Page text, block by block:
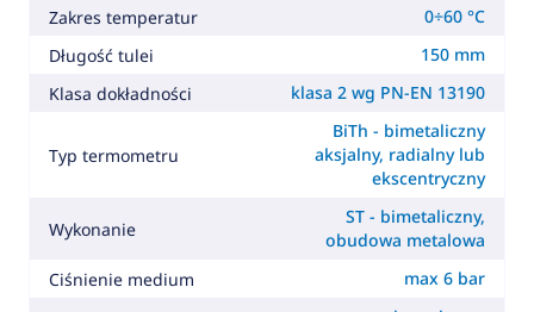
Zakres temperatur
0÷60 °C
Długość tulei
150 mm
Klasa dokładności
klasa 2 wg PN-EN 13190
Typ termometru
BiTh - bimetaliczny
aksjalny, radialny lub
ekscentryczny
Wykonanie
ST - bimetaliczny,
obudowa metalowa
Ciśnienie medium
max 6 bar